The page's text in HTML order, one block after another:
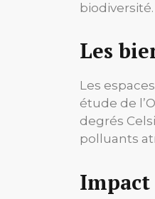
Les
Les
étude de
degrés
polluants
Impact